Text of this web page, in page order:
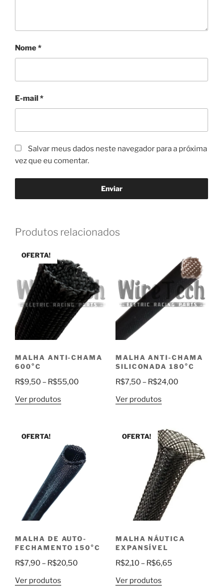
Nome*
E-mail *
Salvar meus dados neste navegador para a próxima
vez que eu comentar.
Produtos relacionados
OFERTA!
MALHA ANTI-CHAMA
600°C
R$9,50 – R$55,00Faixa
Ver produtos
MALHA ANTI-CHAMA
SILICONADA 180°C
R$7,50 – R$24,00Faixa
R$24,00
Ver produtos
OFERTA!
MALHA DE AUTO-
FECHAMENTO 150°C
R$7,90 – R$20,50Faixa
Ver produtos
OFERTA!
MALHA NÁUTICA
EXPANSÍVEL
R$2,10 – R$6,65Faixa
Ver produtos